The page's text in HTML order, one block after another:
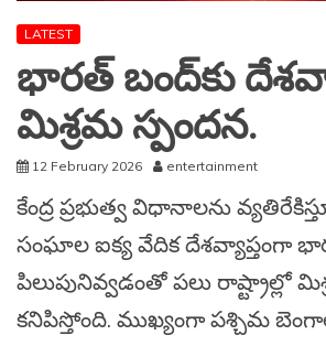
LATEST
భారత్ బంద్⁪కు
మిశ్రమ స్పందన.
12 February 2026 entertainment
కేంద్ర ప్రభుత్వ విధానాలను
సంఘాల ఐక్య వేదిక దేశవ్యాప్తంగా
పిలుపునివ్వడంతో పలు రాష్ట్రాల్లో
కనిపిస్తోంది. ముఖ్యంగా పశ్చిమ